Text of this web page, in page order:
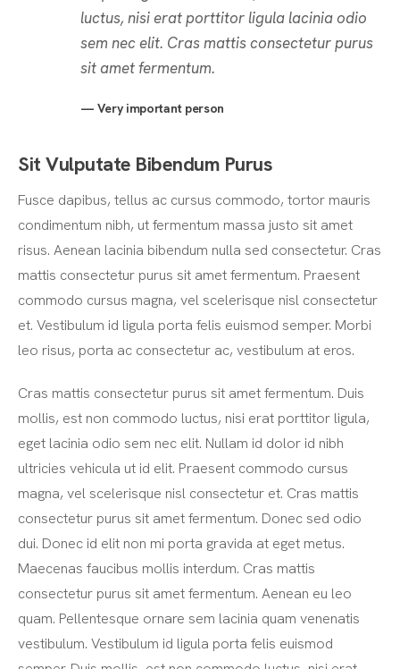
luctus, nisi erat porttitor ligula lacinia odio
sem nec elit. Cras mattis consectetur purus
sit amet fermentum.
Very important person
Sit Vulputate Bibendum Purus
Fusce dapibus, tellus ac cursus commodo, tortor mauris
condimentum nibh, ut fermentum massa justo sit amet
risus. Aenean lacinia bibendum nulla sed consectetur. Cras
mattis consectetur purus sit amet fermentum. Praesent
commodo cursus magna, vel scelerisque nisl consectetur
et. Vestibulum id ligula porta felis euismod semper. Morbi
leo risus, porta ac consectetur ac, vestibulum at eros.
Cras mattis consectetur purus sit amet fermentum. Duis
mollis, est non commodo luctus, nisi erat porttitor ligula,
eget lacinia odio sem nec elit. Nullam id dolor id nibh
ultricies vehicula ut id elit. Praesent commodo cursus
magna, vel scelerisque nisl consectetur et. Cras mattis
consectetur purus sit amet fermentum. Donec sed odio
dui. Donec id elit non mi porta gravida at eget metus.
Maecenas faucibus mollis interdum. Cras mattis
consectetur purus sit amet fermentum. Aenean eu leo
quam. Pellentesque ornare sem lacinia quam venenatis
vestibulum. Vestibulum id ligula porta felis euismod